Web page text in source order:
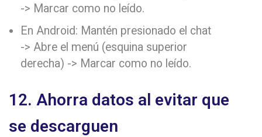
-> Marcar como no leído.
En Android: Mantén presionado el chat
-> Abre el menú (esquina superior
derecha) -> Marcar como no leído.
12. Ahorra datos al evitar que
se descarguen